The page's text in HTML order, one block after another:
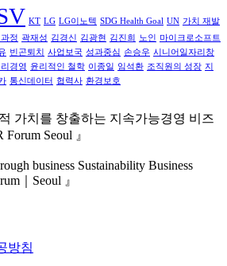
KT LG LG이노텍 SDG Health Goal UN 가치 재발
정 곽재성 김경신 김광현 김진희 노인 마이크로소프트
빈곤퇴치 사업보국 성과중심 손승우 시니어일자리창
경영 윤리적인 철학 이종일 임석환 조직원의 성장 지
통신데이터 협력사 환경보호
가치를 창출하는 지속가능경영 비즈
Forum Seoul 』
business Sustainability Business
｜Seoul 』
방침